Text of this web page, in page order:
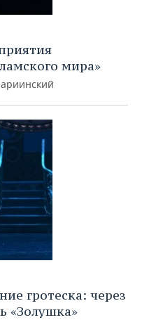
мира»
гротеска: через
«Золушка»